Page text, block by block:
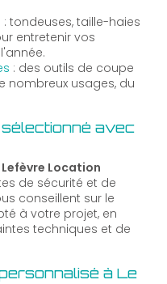
: tondeuses, taille-haies
entretenir vos
: des outils de coupe
nombreux usages, du
sélectionné avec
Lefèvre Location
de sécurité et de
conseillent sur le
à votre projet, en
techniques et de
à Le